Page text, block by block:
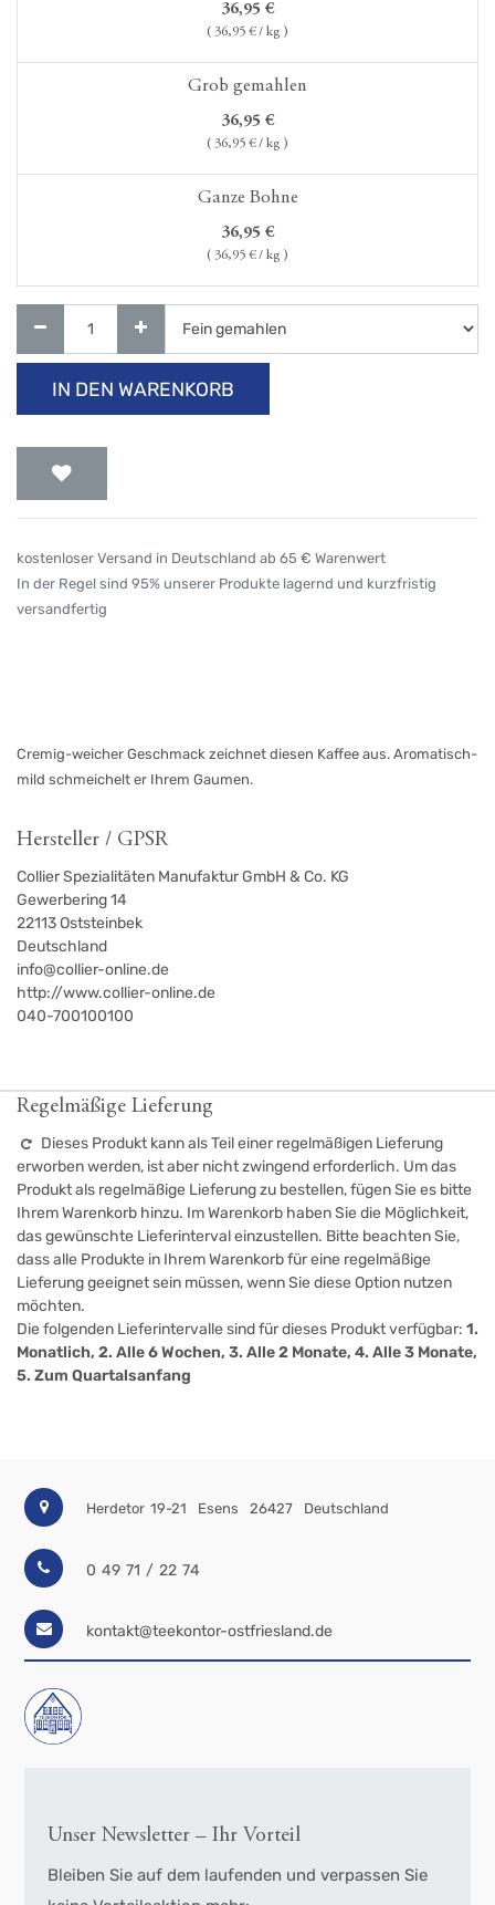
36,95 €
( 36,95 € / kg )
Grob gemahlen
36,95 €
( 36,95 € / kg )
Ganze Bohne
36,95 €
( 36,95 € / kg )
IN DEN WARENKORB
kostenloser Versand in Deutschland ab 65 € Warenwert
In der Regel sind 95% unserer Produkte lagernd und kurzfristig
versandfertig
Cremig-weicher Geschmack zeichnet diesen Kaffee aus. Aromatisch-
mild schmeichelt er Ihrem Gaumen.
Hersteller / GPSR
Collier Spezialitäten Manufaktur GmbH & Co. KG
Gewerbering 14
22113Oststeinbek
Deutschland
info@collier-online.de
http://www.collier-online.de
040-700100100
Regelmäßige Lieferung
Dieses Produkt kann als Teil einer regelmäßigen Lieferung
erworben werden, ist aber nicht zwingend erforderlich. Um das
Produkt als regelmäßige Lieferung zu bestellen, fügen Sie es bitte
Ihrem Warenkorb hinzu. Im Warenkorb haben Sie die Möglichkeit,
das gewünschte Lieferinterval einzustellen. Bitte beachten Sie,
dass alle Produkte in Ihrem Warenkorb für eine regelmäßige
Lieferung geeignet sein müssen, wenn Sie diese Option nutzen
möchten.
Die folgenden Lieferintervalle sind für dieses Produkt verfügbar: 1.
Monatlich, 2. Alle 6 Wochen, 3. Alle 2 Monate, 4. Alle 3 Monate,
5. Zum Quartalsanfang
Herdetor 19-21 Esens 26427 Deutschland
0 49 71 / 22 74
kontakt@teekontor-ostfriesland.de
Unser Newsletter – Ihr Vorteil
Bleiben Sie auf dem laufenden und verpassen Sie